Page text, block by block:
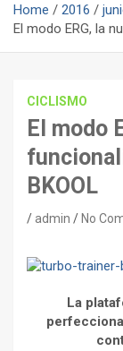
Home 2016
El modo ERG, la
CICLISMO
El modo
BKOOL
admin No
La